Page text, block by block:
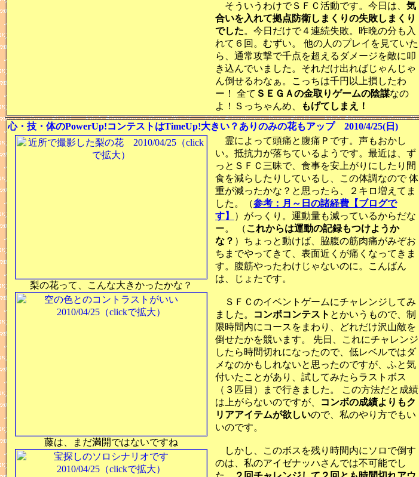
そういうわけでＳＦＣ活動です。今日は、 気
合いを入れて拠点防衛しまくりの失敗しまくり
でした。今日だけで４連続失敗。昨晩の分も入
れて６回。むずい。 他の人のプレイを見ていた
ら、通常攻撃で千点を超えるダメージを敵に叩
き込んでいました。それだけ出ればじゃんじゃ
ん倒せるわなぁ。こっちは千円以上損したわ
ー！ 全て ＳＥＧＡの金取りゲームの陰謀なの
よ！Ｓっちゃんめ、
もげてしまえ！
心・技・体のPowerUp!コンテストはTimeUp!大きい？ありのみの花もアップ 2010/4/25(日)
梨の花って、こんな大きかったかな？
藤は、まだ満開ではないですね
霊によって頭痛と腹痛Ｐです。声もおかし
い。抵抗力が落ちているようです。最近は、ず
っとＳＦＣ三昧で、食事を安上がりにしたり間
食を減らしたりしているし、この体調なので 体
重が減ったかな？と思ったら、２キロ増えてま
した。（参考：月～日の諸経費【ブログで
す】
）がっくり。運動量も減っているからだな
ー。 （これからは運動の記録もつけようか
な？ ）ちょっと動けば、脇腹の筋肉痛がみぞお
ちまでやってきて、表面近くが痛くなってきま
す。腹筋やったわけじゃないのに。こんばん
は、じょたです。
ＳＦＣのイベントゲームにチャレンジしてみ
ました。
コンボコンテスト とかいうもので、制
限時間内にコースをまわり、どれだけ沢山敵を
倒せたかを競います。 先日、これにチャレンジ
したら時間切れになったので、低レベルではダ
メなのかもしれないと思ったのですが、ふと気
付いたことがあり、試してみたらラストボス
（３匹目）まで行きました。 この方法だと成績
は上がらないのですが、
コンボの成績よりもク
リアアイテムが欲しいので、私のやり方でもい
いのです。
しかし、このボスを残り時間内にソロで倒す
のは、私のアイゼナッハさんでは不可能でし